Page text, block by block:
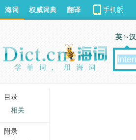
海词 权威词典 翻译
英 汉
目录
相关
附录